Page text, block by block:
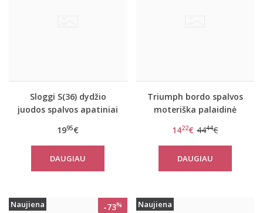
Sloggi S(36) dydžio
juodos spalvos apatiniai
Shirt 01
1995€
DAUGIAU
Triumph bordo spalvos
moteriška palaidinė
1422€ 4444€
DAUGIAU
Naujiena -73% Naujiena